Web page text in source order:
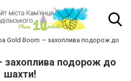
Gold Boom — захоплива подорож до
захоплива подорож до
шахти!